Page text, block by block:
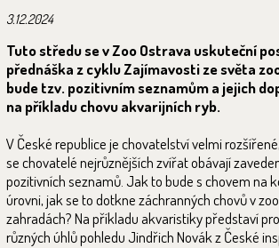
3.12.2024
Tuto středu se v Zoo Ostrava uskuteční
přednáška z cyklu Zajímavosti ze světa
bude tzv. pozitivním seznamům a jejich
na příkladu chovu akvarijních ryb.
V České republice je chovatelství velmi
se chovatelé nejrůznějších zvířat obávají
pozitivních seznamů. Jak to bude s chovem na
úrovni, jak se to dotkne záchranných chovů v
zahradách? Na příkladu akvaristiky představí
různých úhlů pohledu Jindřich Novák z České